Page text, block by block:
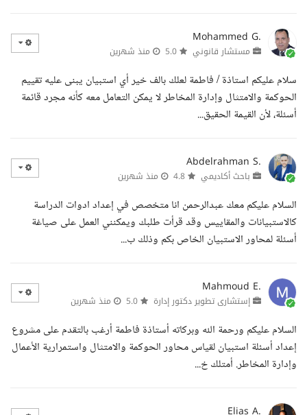
Mohammed G.
مستشار قانوني منذ شهرين
سلام عليكم استاذة / فاطمة لعلك بالف خير أي استبيان يبنى عليه تقييم
الحوكمة والامتثال وإدارة المخاطر لا يمكن التعامل معه كأنه مجرد قائمة
أسئلة، لأن القيمة الحقيق...
Abdelrahman S.
باحث أكاديمي منذ شهرين
السلام عليكم معك عبدالرحمن انا متخصص في إعداد ادوات الدراسة
كالاستبيانات والمقاييس وقد قرأت طلبك ويمكنني العمل على صياغة
أسئلة لمحاور الاستبيان الخاص بكم وذلك ب...
Mahmoud E.
إستشارى تطوير دكتور إدارة منذ شهرين
السلام عليكم ورحمة الله وبركاته أستاذة فاطمة أرغب بالتقدم على مشروع
إعداد أسئلة استبيان لقياس محاور الحوكمة والامتثال واستمرارية الأعمال
وإدارة المخاطر. أمتلك خ...
Elias A.